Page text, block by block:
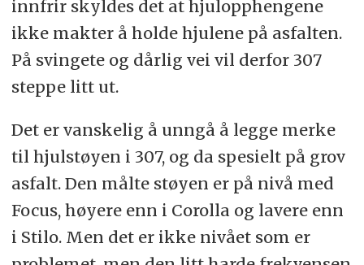
innfrir skyldes det at hjulopphengene
ikke makter å holde hjulene på asfalten.
På svingete og dårlig vei vil derfor 307
steppe litt ut.
Det er vanskelig å unngå å legge merke
til hjulstøyen i 307, og da spesielt på grov
asfalt. Den målte støyen er på nivå med
Focus, høyere enn i Corolla og lavere enn
i Stilo. Men det er ikke nivået som er